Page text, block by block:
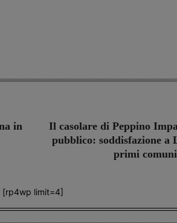
in
Il casolare di Peppino
pubblico: soddisfazione a
primi comuni
[rp4wp limit=4]